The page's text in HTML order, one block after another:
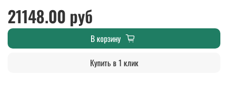
21148.00 руб
В корзину
Купить в 1 клик